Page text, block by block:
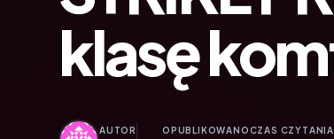
klasę
AUTOR OPUBLIKOWANOCZAS CZYTANIA